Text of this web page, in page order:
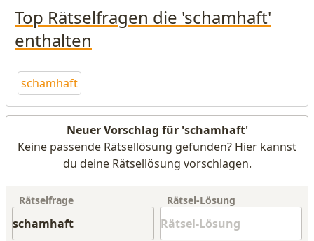
Top Rätselfragen die 'schamhaft'
enthalten
schamhaft
Neuer Vorschlag für 'schamhaft'
Keine passende Rätsellösung gefunden? Hier kannst
du deine Rätsellösung vorschlagen.
Rätselfrage Rätsel-Lösung